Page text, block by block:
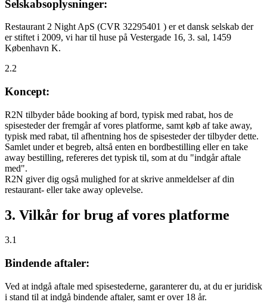
Selskabsoplysninger:
Restaurant 2 Night ApS (CVR 32295401 ) er et dansk selskab der
er stiftet i 2009, vi har til huse på Vestergade 16, 3. sal, 1459
København K.
2.2
Koncept:
R2N tilbyder både booking af bord, typisk med rabat, hos de
spisesteder der fremgår af vores platforme, samt køb af take away,
typisk med rabat, til afhentning hos de spisesteder der tilbyder dette.
Samlet under et begreb, altså enten en bordbestilling eller en take
away bestilling, refereres det typisk til, som at du "indgår aftale
med".
R2N giver dig også mulighed for at skrive anmeldelser af din
restaurant- eller take away oplevelse.
3. Vilkår for brug af vores platforme
3.1
Bindende aftaler:
Ved at indgå aftale med spisestederne, garanterer du, at du er juridisk
i stand til at indgå bindende aftaler, samt er over 18 år.